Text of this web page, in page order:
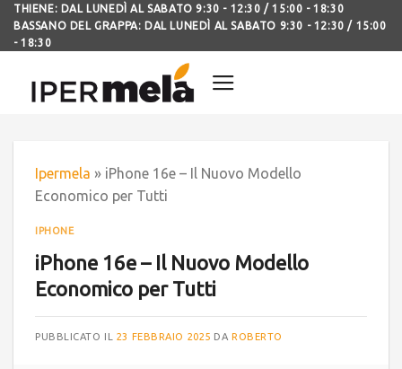
THIENE: DAL LUNEDÌ AL SABATO 9:30 - 12:30 / 15:00 - 18:30
BASSANO DEL GRAPPA: DAL LUNEDÌ AL SABATO 9:30 - 12:30 / 15:00
- 18:30
Ipermela » iPhone 16e – Il Nuovo Modello
Economico per Tutti
IPHONE
iPhone 16e – Il Nuovo Modello
Economico per Tutti
PUBBLICATO IL 23 FEBBRAIO 2025 DAROBERTO